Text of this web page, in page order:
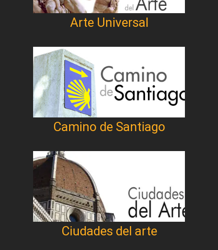
Arte Universal
Camino de Santiago
Ciudades del arte